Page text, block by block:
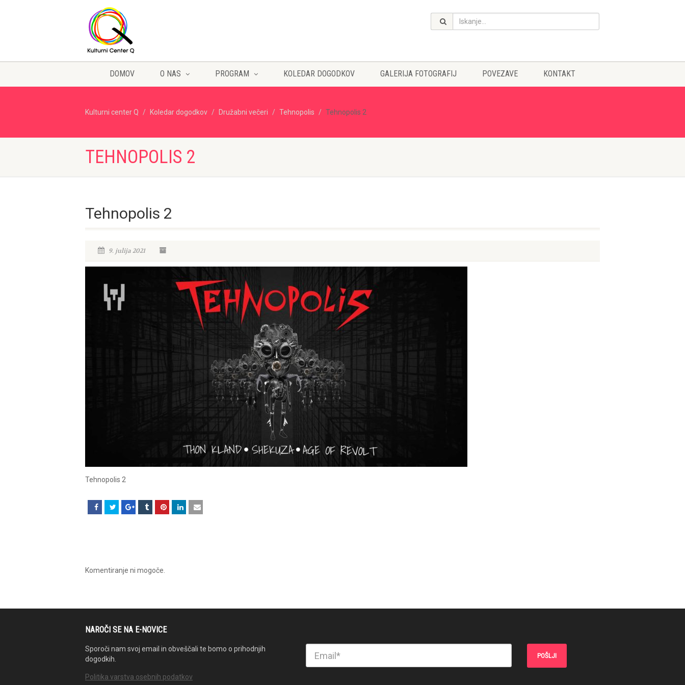
DOMOV O NAS PROGRAM KOLEDAR DOGODKOV GALERIJA FOTOGRAFIJ POVEZAVE KONTAKT
Kulturni center Q Koledar dogodkov Družabni večeri Tehnopolis Tehnopolis 2
TEHNOPOLIS 2
Tehnopolis 2
9. julija 2021
Tehnopolis 2
Komentiranje ni mogoče.
NAROČI SE NA E-NOVICE
Sporoči nam svoj email in obveščali te bomo o prihodnjih
dogodkih.
Politika varstva osebnih podatkov